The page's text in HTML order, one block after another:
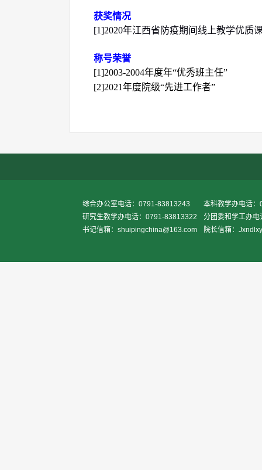
获奖情况
[1]2020年江西省防疫期间线上教学优质
称号荣誉
[1]2003-2004年度年“优秀班主任”
[2]2021年度院级“先进工作者”
综合办公室电话：0791-83813243
本科教学办电话
研究生教学办电话：0791-83813322
分团委和学工办
书记信箱：shuipingchina@163.com
院长信箱：